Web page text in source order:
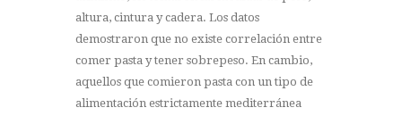
altura, cintura y cadera. Los datos
demostraron que no existe correlación entre
comer pasta y tener sobrepeso. En cambio,
aquellos que comieron pasta con un tipo de
alimentación estrictamente mediterránea